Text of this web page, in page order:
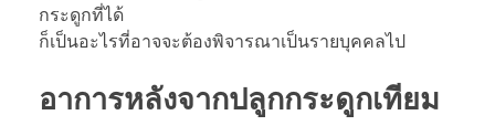
กระดูกที่ได้
ก็เป็นอะไรที่อาจจะต้องพิจารณาเป็นรายบุคคลไป
อาการหลังจากปลูกกระดูกเทียม